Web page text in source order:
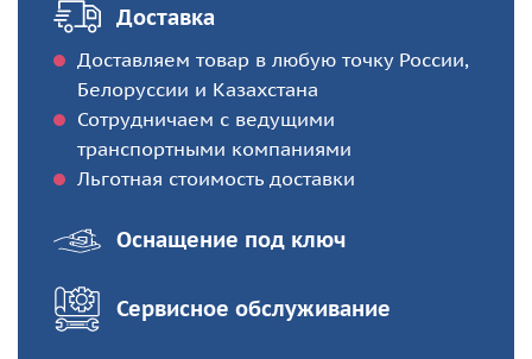
Доставка
Доставляем товар в любую точку России,
Белоруссии и Казахстана
Сотрудничаем с ведущими
транспортными компаниями
Льготная стоимость доставки
Оснащение под ключ
Сервисное обслуживание